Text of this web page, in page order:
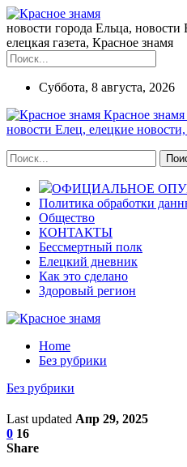
новости города Ельца, новости
елецкая газета, Красное знамя
Суббота, 8 августа, 2026
Красное
новости Елец, елецкие
ОФИЦИАЛЬНОЕ
Политика обработки
Общество
КОНТАКТЫ
Бессмертный полк
Елецкий дневник
Как это сделано
Здоровый регион
Home
Без рубрики
Без рубрики
Last updated Апр 29, 2025
0 16
Share